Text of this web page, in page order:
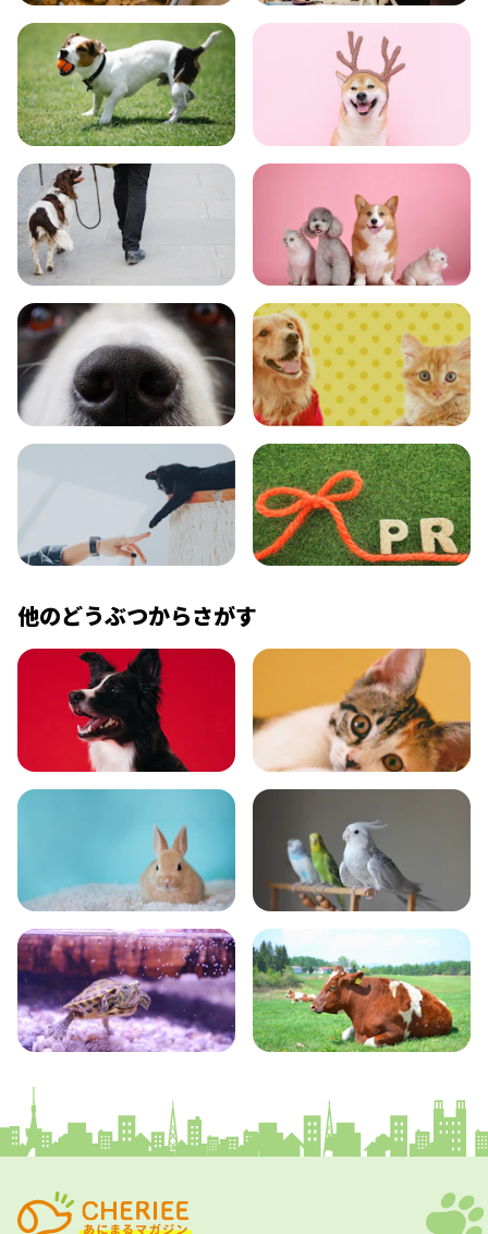
食事 お手入れ
トレーニング グッズ
おでかけ 図鑑
エンタメ クイズ
他のどうぶつからさがす
いぬ ねこ
小動物 とり・さかな